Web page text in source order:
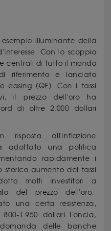
illuminante della
Con lo scoppio
centrali di tutto il mondo
riferimento e lanciato
easing (QE). Con i tassi
il prezzo dell'oro ha
di oltre 2.000 dollari
risposta all'inflazione
adottato una politica
rapidamente i
storico aumento dei tassi
molti investitori a
del prezzo dell'oro.
una certa resistenza,
1.950 dollari l'oncia,
delle banche